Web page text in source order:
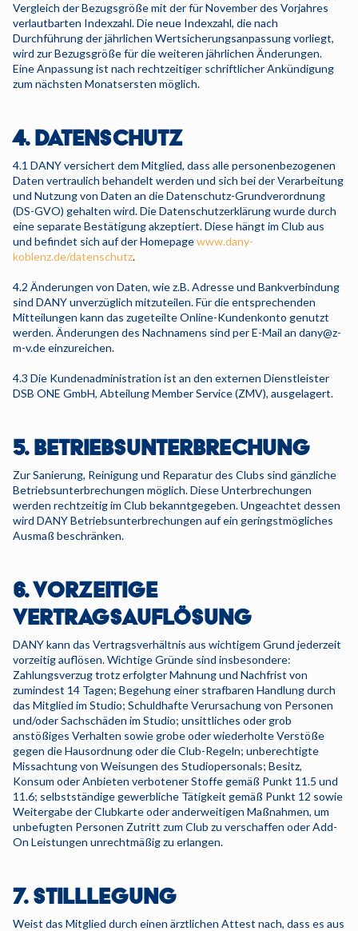
Vergleich der Bezugsgröße mit der für November des Vorjahres
verlautbarten Indexzahl. Die neue Indexzahl, die nach
Durchführung der jährlichen Wertsicherungsanpassung vorliegt,
wird zur Bezugsgröße für die weiteren jährlichen Änderungen.
Eine Anpassung ist nach rechtzeitiger schriftlicher Ankündigung
zum nächsten Monatsersten möglich.
4. DATENSCHUTZ
4.1 DANY versichert dem Mitglied, dass alle personenbezogenen
Daten vertraulich behandelt werden und sich bei der Verarbeitung
und Nutzung von Daten an die Datenschutz-Grundverordnung
(DS-GVO) gehalten wird. Die Datenschutzerklärung wurde durch
eine separate Bestätigung akzeptiert. Diese hängt im Club aus
und befindet sich auf der Homepagewww.dany-
koblenz.de/datenschutz.
4.2 Änderungen von Daten, wie z.B. Adresse und Bankverbindung
sind DANY unverzüglich mitzuteilen. Für die entsprechenden
Mitteilungen kann das zugeteilte Online-Kundenkonto genutzt
werden. Änderungen des Nachnamens sind per E-Mail an dany@z-
m-v.de einzureichen.
4.3 Die Kundenadministration ist an den externen Dienstleister
DSB ONE GmbH, Abteilung Member Service (ZMV), ausgelagert.
5. BETRIEBSUNTERBRECHUNG
Zur Sanierung, Reinigung und Reparatur des Clubs sind gänzliche
Betriebsunterbrechungen möglich. Diese Unterbrechungen
werden rechtzeitig im Club bekanntgegeben. Ungeachtet dessen
wird DANY Betriebsunterbrechungen auf ein geringstmögliches
Ausmaß beschränken.
6. VORZEITIGE
VERTRAGSAUFLÖSUNG
DANY kann das Vertragsverhältnis aus wichtigem Grund jederzeit
vorzeitig auflösen. Wichtige Gründe sind insbesondere:
Zahlungsverzug trotz erfolgter Mahnung und Nachfrist von
zumindest 14 Tagen; Begehung einer strafbaren Handlung durch
das Mitglied im Studio; Schuldhafte Verursachung von Personen
und/oder Sachschäden im Studio; unsittliches oder grob
anstößiges Verhalten sowie grobe oder wiederholte Verstöße
gegen die Hausordnung oder die Club-Regeln; unberechtigte
Missachtung von Weisungen des Studiopersonals; Besitz,
Konsum oder Anbieten verbotener Stoffe gemäß Punkt 11.5 und
11.6; selbstständige gewerbliche Tätigkeit gemäß Punkt 12 sowie
Weitergabe der Clubkarte oder anderweitigen Maßnahmen, um
unbefugten Personen Zutritt zum Club zu verschaffen oder Add-
On Leistungen unrechtmäßig zu erlangen.
7. STILLLEGUNG
Weist das Mitglied durch einen ärztlichen Attest nach, dass es aus